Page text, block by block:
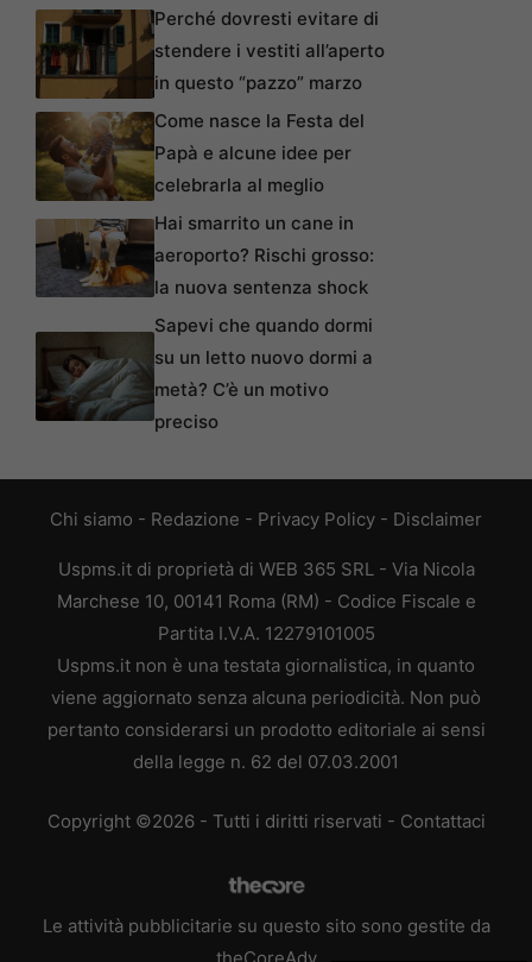
Perché dovresti evitare di
stendere i vestiti all’aperto
in questo “pazzo” marzo
Come nasce la Festa del
Papà e alcune idee per
celebrarla al meglio
Hai smarrito un cane in
aeroporto? Rischi grosso:
la nuova sentenza shock
Sapevi che quando dormi
su un letto nuovo dormi a
metà? C’è un motivo
preciso
Chi siamo - Redazione - Privacy Policy - Disclaimer
Uspms.it di proprietà di WEB 365 SRL - Via Nicola
Marchese 10, 00141 Roma (RM) - Codice Fiscale e
Partita I.V.A. 12279101005
Uspms.it non è una testata giornalistica, in quanto
viene aggiornato senza alcuna periodicità. Non può
pertanto considerarsi un prodotto editoriale ai sensi
della legge n. 62 del 07.03.2001
Copyright ©2026 - Tutti i diritti riservati - Contattaci
Le attività pubblicitarie su questo sito sono gestite da
theCoreAdv